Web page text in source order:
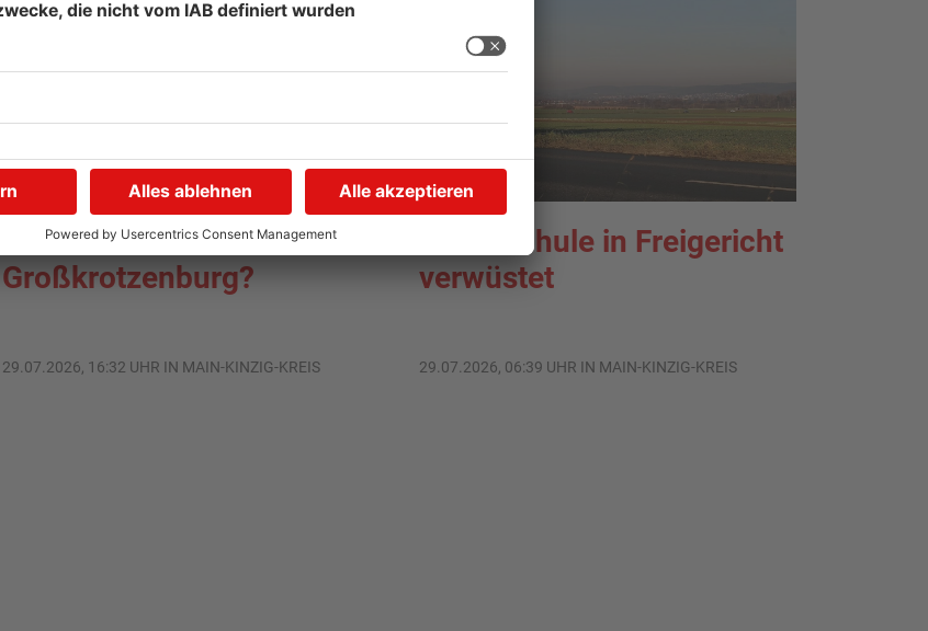
Wo ist Selena Fröhlich aus
Großkrotzenburg?
29.07.2026, 16:32 UHR IN MAIN-KINZIG-KREIS
Grundschule in Freigericht
verwüstet
29.07.2026, 06:39 UHR IN MAIN-KINZIG-KREIS